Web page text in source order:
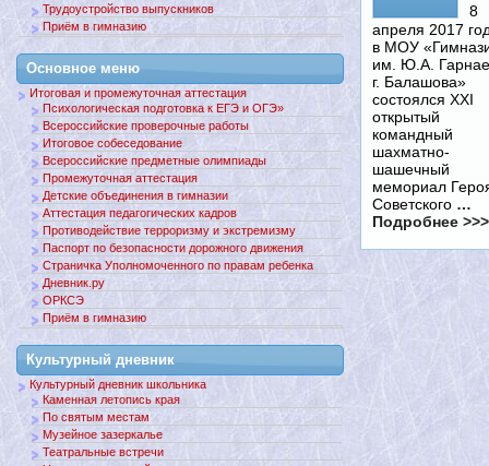
8
апреля 2017
в МОУ
им. Ю.А.
г. Балашова»
состоялся XXI
открытый
командный
шахматно-
шашечный
мемориал
Советского …
Подробнее >>>
Трудоустройство выпускников
Приём в гимназию
Основное меню
Итоговая и промежуточная аттестация
Психологическая подготовка к ЕГЭ и ОГЭ»
Всероссийские проверочные работы
Итоговое собеседование
Всероссийские предметные олимпиады
Промежуточная аттестация
Детские объединения в гимназии
Аттестация педагогических кадров
Противодействие терроризму и экстремизму
Паспорт по безопасности дорожного движения
Страничка Уполномоченного по правам ребенка
Дневник.ру
ОРКСЭ
Приём в гимназию
Культурный дневник
Культурный дневник школьника
Каменная летопись края
По святым местам
Музейное зазеркалье
Театральные встречи